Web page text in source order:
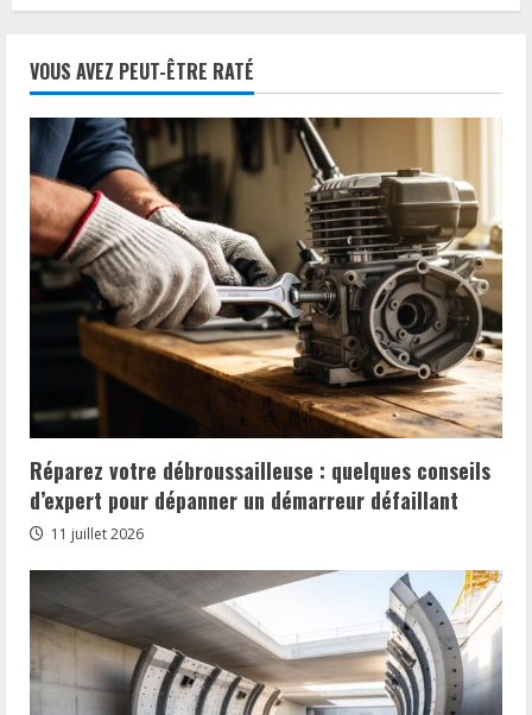
Tools
:
Guide
pour
choisir
le
adapte
a
vos
besoins
VOUS AVEZ PEUT-ÊTRE RATÉ
Réparez votre débroussailleuse : quelques conseils
d’expert pour dépanner un démarreur défaillant
11 juillet 2026